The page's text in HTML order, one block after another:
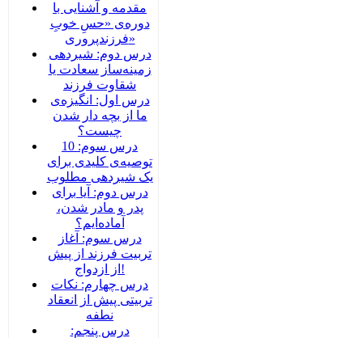
مقدمه و آشنایی با
دوره‌ی «حسِ خوبِ
فرزندپروری»
درس دوم: شیردهی
زمینه‌ساز سعادت یا
شقاوت فرزند
درس اول: انگیزه‌ی
ما از بچه دار شدن
چیست؟
درس سوم: 10
توصیه‌ی کلیدی برای
یک شیردهی مطلوب
درس دوم: آیا برای
پدر و مادر شدن،
آماده‌ایم؟
درس سوم: آغاز
تربیت فرزند از پیش
از ازدواج!
درس چهارم: نکات
تربیتی پیش از انعقاد
نطفه
درس پنجم: